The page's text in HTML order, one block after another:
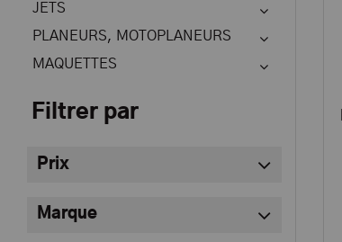
JETS
PLANEURS, MOTOPLANEURS
MAQUETTES
Filtrer par
Prix
Marque